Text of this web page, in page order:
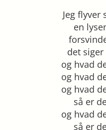
Jeg flyver
en
det
og hvad
og hvad
og hvad
så er
og hvad
så er